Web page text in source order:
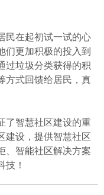
在起初试一试的心
们更加积极的投入到
过垃圾分类获得的积
方式回馈给居民，真
智慧社区建设的重
建设，提供智慧社区
、智能社区解决方案
技！